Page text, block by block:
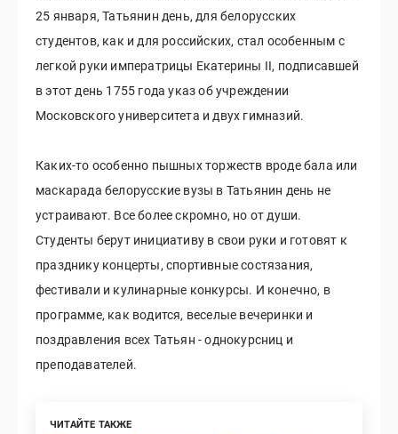
25 января, Татьянин день, для белорусских
студентов, как и для российских, стал особенным с
легкой руки императрицы Екатерины II, подписавшей
в этот день 1755 года указ об учреждении
Московского университета и двух гимназий.
Каких-то особенно пышных торжеств вроде бала или
маскарада белорусские вузы в Татьянин день не
устраивают. Все более скромно, но от души.
Студенты берут инициативу в свои руки и готовят к
празднику концерты, спортивные состязания,
фестивали и кулинарные конкурсы. И конечно, в
программе, как водится, веселые вечеринки и
поздравления всех Татьян - однокурсниц и
преподавателей.
ЧИТАЙТЕ ТАКЖЕ